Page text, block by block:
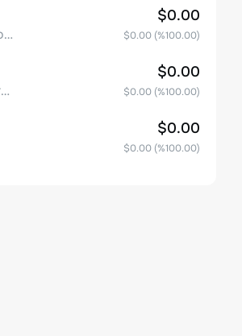
Tesla, Inc. Common Stock
$0.00
$0.00(%100.00)
Meta Platforms, Inc. Class A Common Stock
$0.00
$0.00(%100.00)
$0.00
$0.00(%100.00)